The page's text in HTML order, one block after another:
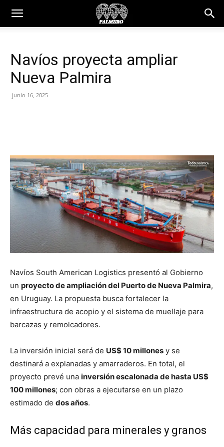
Navíos proyecta ampliar
Nueva Palmira
junio 16, 2025
Navíos South American Logistics presentó al Gobierno
un proyecto de ampliación del Puerto de Nueva Palmira,
en Uruguay. La propuesta busca fortalecer la
infraestructura de acopio y el sistema de muellaje para
barcazas y remolcadores.
La inversión inicial será de US$ 10 millones y se
destinará a explanadas y amarraderos. En total, el
proyecto prevé una inversión escalonada de hasta US$
100 millones; con obras a ejecutarse en un plazo
estimado de dos años.
Más capacidad para minerales y granos